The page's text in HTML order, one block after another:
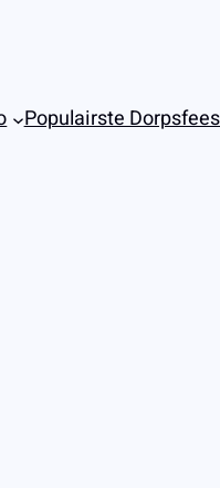
Populairste